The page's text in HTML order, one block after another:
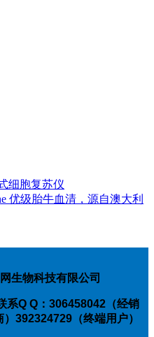
细胞复苏仪
优级胎牛血清，源自澳大利
生物科技有限公司
系Q Q：306458042（经销
）392324729（终端用户）